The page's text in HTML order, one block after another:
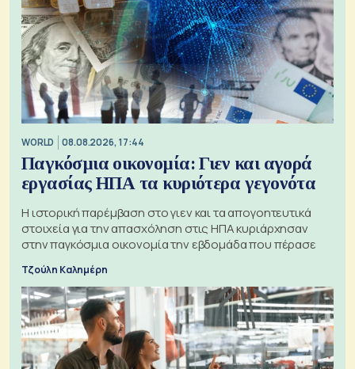
WORLD 08.08.2026, 17:44
Παγκόσμια οικονομία: Γιεν και αγορά
εργασίας ΗΠΑ τα κυριότερα γεγονότα
Η ιστορική παρέμβαση στο γιεν και τα απογοητευτικά
στοιχεία για την απασχόληση στις ΗΠΑ κυριάρχησαν
στην παγκόσμια οικονομία την εβδομάδα που πέρασε
Τζούλη Καλημέρη